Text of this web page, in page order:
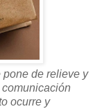
de relieve y
ocurre y